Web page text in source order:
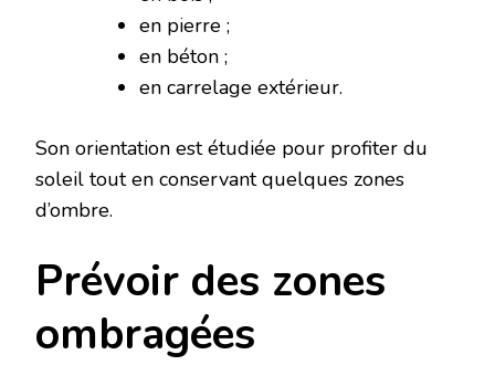
en pierre ;
en béton ;
en carrelage extérieur.
Son orientation est étudiée pour profiter du
soleil tout en conservant quelques zones
d’ombre.
Prévoir des zones
ombragées